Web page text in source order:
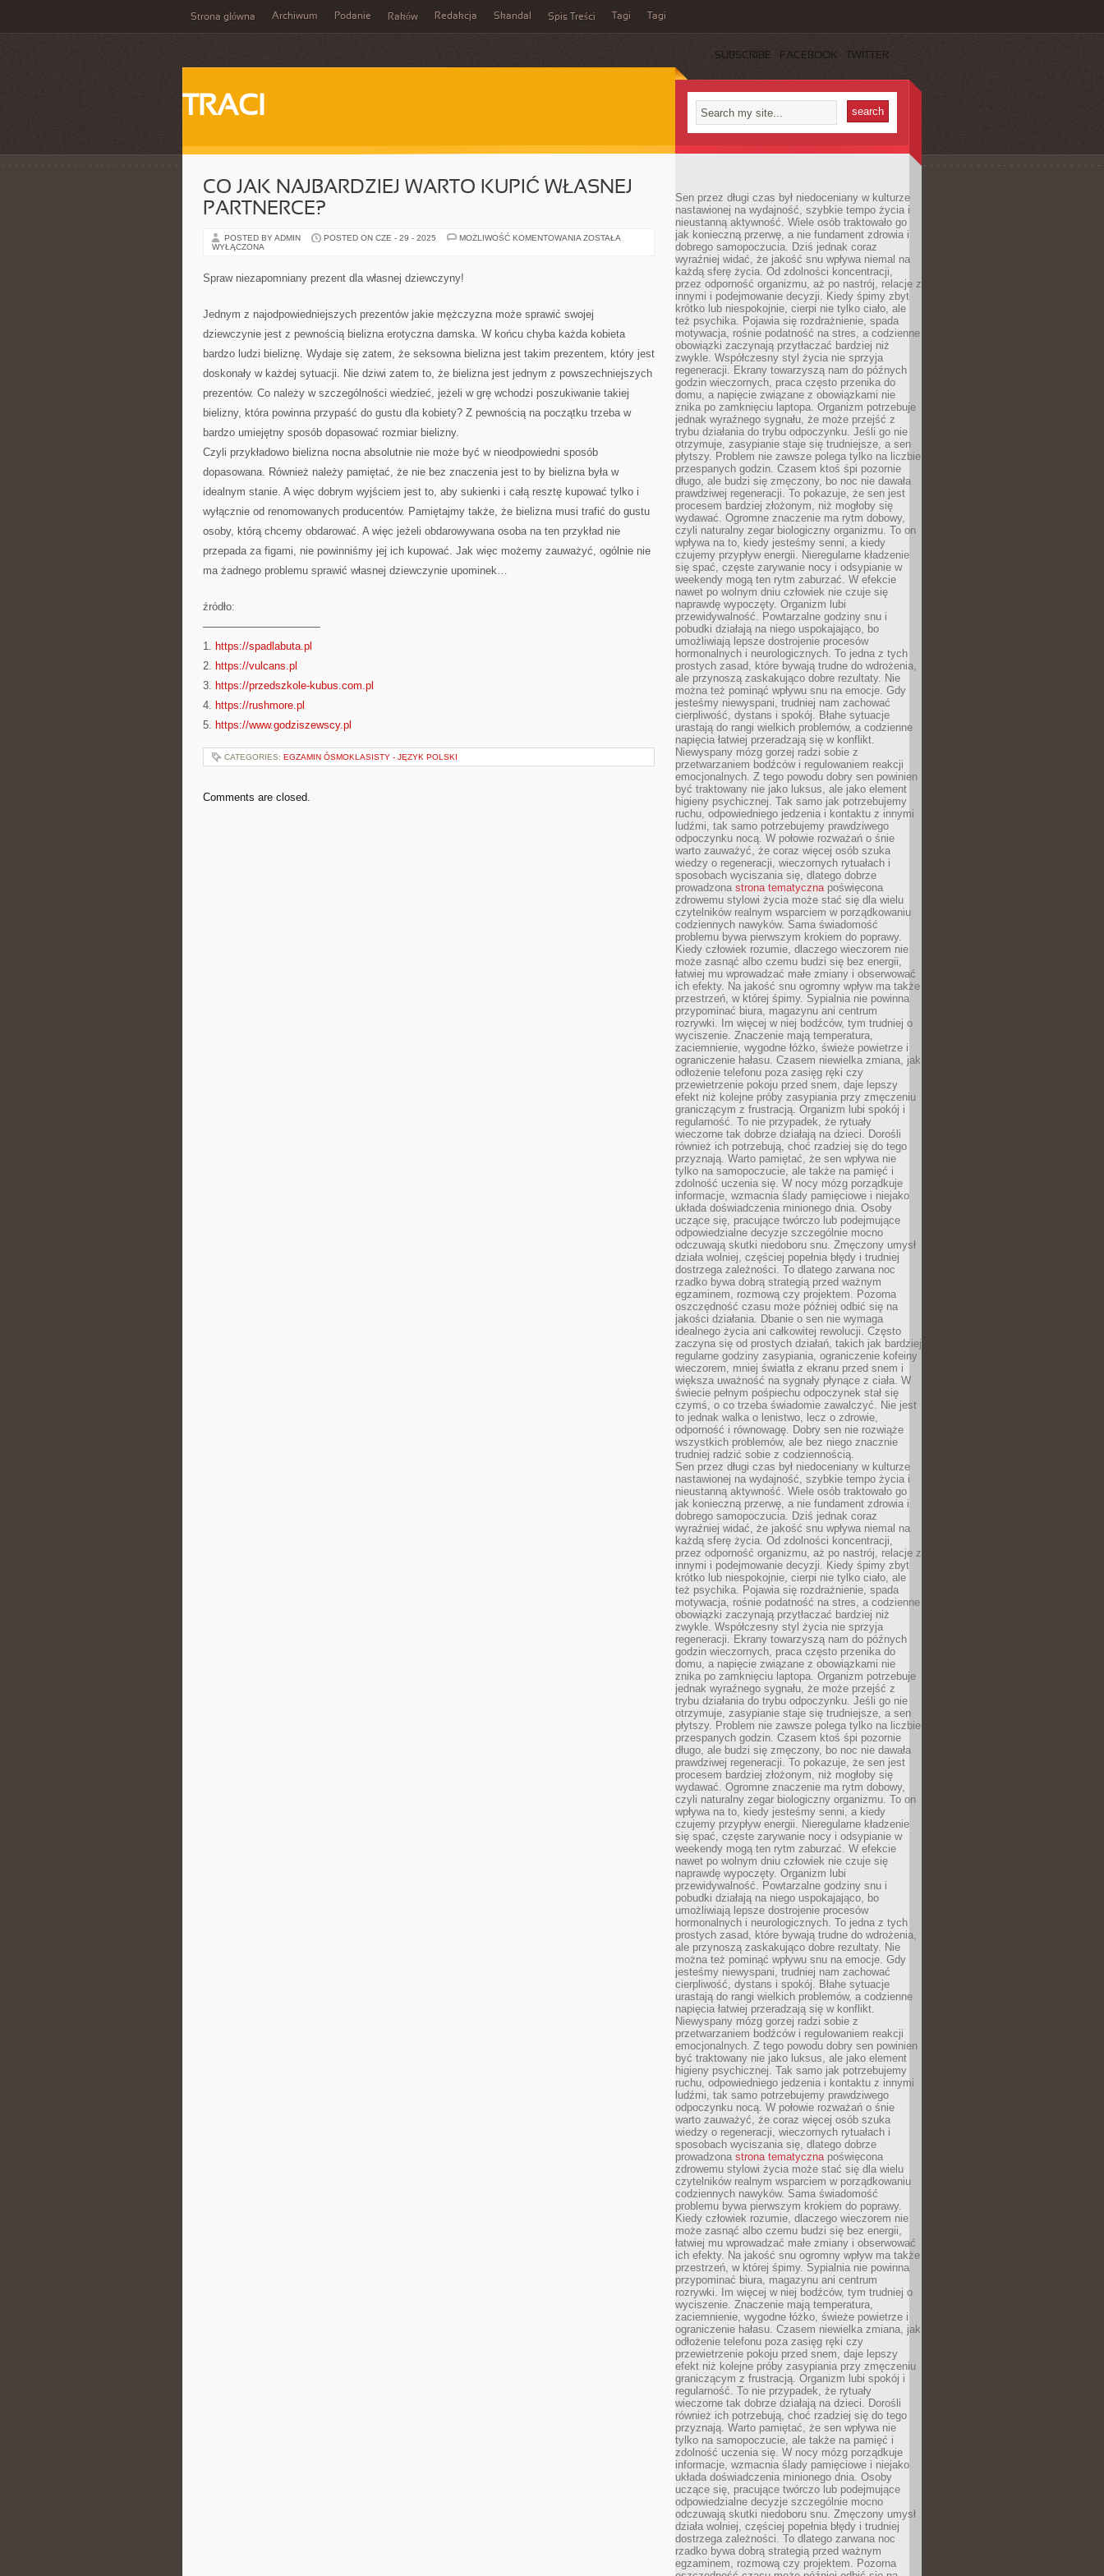
Strona główna Archiwum Podanie Raków Redakcja Skandal Spis Treści Tagi Tagi
SUBSCRIBE FACEBOOK TWITTER
TRACI
CO JAK NAJBARDZIEJ WARTO KUPIĆ WŁASNEJ
PARTNERCE?
POSTED BY ADMIN POSTED ON CZE - 29 - 2025 MOŻLIWOŚĆ KOMENTOWANIA CO
ZOSTAŁA
WYŁĄCZONA
Spraw niezapomniany prezent dla własnej dziewczyny!
Jednym z najodpowiedniejszych prezentów jakie mężczyzna może sprawić swojej
dziewczynie jest z pewnością bielizna erotyczna damska. W końcu chyba każda kobieta
bardzo ludzi bieliznę. Wydaje się zatem, że seksowna bielizna jest takim prezentem, który jest
doskonały w każdej sytuacji. Nie dziwi zatem to, że bielizna jest jednym z powszechniejszych
prezentów. Co należy w szczególności wiedzieć, jeżeli w grę wchodzi poszukiwanie takiej
bielizny, która powinna przypaść do gustu dla kobiety? Z pewnością na początku trzeba w
bardzo umiejętny sposób dopasować rozmiar bielizny.
Czyli przykładowo bielizna nocna absolutnie nie może być w nieodpowiedni sposób
dopasowana. Również należy pamiętać, że nie bez znaczenia jest to by bielizna była w
idealnym stanie. A więc dobrym wyjściem jest to, aby sukienki i całą resztę kupować tylko i
wyłącznie od renomowanych producentów. Pamiętajmy także, że bielizna musi trafić do gustu
osoby, którą chcemy obdarować. A więc jeżeli obdarowywana osoba na ten przykład nie
przepada za figami, nie powinniśmy jej ich kupować. Jak więc możemy zauważyć, ogólnie nie
ma żadnego problemu sprawić własnej dziewczynie upominek…
źródło:
———————————
1. https://spadlabuta.pl
2. https://vulcans.pl
3. https://przedszkole-kubus.com.pl
4. https://rushmore.pl
5. https://www.godziszewscy.pl
CATEGORIES: EGZAMIN ÓSMOKLASISTY - JĘZYK POLSKI
Comments are closed.
Sen przez długi czas był niedoceniany w kulturze
nastawionej na wydajność, szybkie tempo życia i
nieustanną aktywność. Wiele osób traktowało go
jak konieczną przerwę, a nie fundament zdrowia i
dobrego samopoczucia. Dziś jednak coraz
wyraźniej widać, że jakość snu wpływa niemal na
każdą sferę życia. Od zdolności koncentracji,
przez odporność organizmu, aż po nastrój, relacje z
innymi i podejmowanie decyzji. Kiedy śpimy zbyt
krótko lub niespokojnie, cierpi nie tylko ciało, ale
też psychika. Pojawia się rozdrażnienie, spada
motywacja, rośnie podatność na stres, a codzienne
obowiązki zaczynają przytłaczać bardziej niż
zwykle. Współczesny styl życia nie sprzyja
regeneracji. Ekrany towarzyszą nam do późnych
godzin wieczornych, praca często przenika do
domu, a napięcie związane z obowiązkami nie
znika po zamknięciu laptopa. Organizm potrzebuje
jednak wyraźnego sygnału, że może przejść z
trybu działania do trybu odpoczynku. Jeśli go nie
otrzymuje, zasypianie staje się trudniejsze, a sen
płytszy. Problem nie zawsze polega tylko na liczbie
przespanych godzin. Czasem ktoś śpi pozornie
długo, ale budzi się zmęczony, bo noc nie dawała
prawdziwej regeneracji. To pokazuje, że sen jest
procesem bardziej złożonym, niż mogłoby się
wydawać. Ogromne znaczenie ma rytm dobowy,
czyli naturalny zegar biologiczny organizmu. To on
wpływa na to, kiedy jesteśmy senni, a kiedy
czujemy przypływ energii. Nieregularne kładzenie
się spać, częste zarywanie nocy i odsypianie w
weekendy mogą ten rytm zaburzać. W efekcie
nawet po wolnym dniu człowiek nie czuje się
naprawdę wypoczęty. Organizm lubi
przewidywalność. Powtarzalne godziny snu i
pobudki działają na niego uspokajająco, bo
umożliwiają lepsze dostrojenie procesów
hormonalnych i neurologicznych. To jedna z tych
prostych zasad, które bywają trudne do wdrożenia,
ale przynoszą zaskakująco dobre rezultaty. Nie
można też pominąć wpływu snu na emocje. Gdy
jesteśmy niewyspani, trudniej nam zachować
cierpliwość, dystans i spokój. Błahe sytuacje
urastają do rangi wielkich problemów, a codzienne
napięcia łatwiej przeradzają się w konflikt.
Niewyspany mózg gorzej radzi sobie z
przetwarzaniem bodźców i regulowaniem reakcji
emocjonalnych. Z tego powodu dobry sen powinien
być traktowany nie jako luksus, ale jako element
higieny psychicznej. Tak samo jak potrzebujemy
ruchu, odpowiedniego jedzenia i kontaktu z innymi
ludźmi, tak samo potrzebujemy prawdziwego
odpoczynku nocą. W połowie rozważań o śnie
warto zauważyć, że coraz więcej osób szuka
wiedzy o regeneracji, wieczornych rytuałach i
sposobach wyciszania się, dlatego dobrze
prowadzona strona tematycznapoświęcona
zdrowemu stylowi życia może stać się dla wielu
czytelników realnym wsparciem w porządkowaniu
codziennych nawyków. Sama świadomość
problemu bywa pierwszym krokiem do poprawy.
Kiedy człowiek rozumie, dlaczego wieczorem nie
może zasnąć albo czemu budzi się bez energii,
łatwiej mu wprowadzać małe zmiany i obserwować
ich efekty. Na jakość snu ogromny wpływ ma także
przestrzeń, w której śpimy. Sypialnia nie powinna
przypominać biura, magazynu ani centrum
rozrywki. Im więcej w niej bodźców, tym trudniej o
wyciszenie. Znaczenie mają temperatura,
zaciemnienie, wygodne łóżko, świeże powietrze i
ograniczenie hałasu. Czasem niewielka zmiana, jak
odłożenie telefonu poza zasięg ręki czy
przewietrzenie pokoju przed snem, daje lepszy
efekt niż kolejne próby zasypiania przy zmęczeniu
graniczącym z frustracją. Organizm lubi spokój i
regularność. To nie przypadek, że rytuały
wieczorne tak dobrze działają na dzieci. Dorośli
również ich potrzebują, choć rzadziej się do tego
przyznają. Warto pamiętać, że sen wpływa nie
tylko na samopoczucie, ale także na pamięć i
zdolność uczenia się. W nocy mózg porządkuje
informacje, wzmacnia ślady pamięciowe i niejako
układa doświadczenia minionego dnia. Osoby
uczące się, pracujące twórczo lub podejmujące
odpowiedzialne decyzje szczególnie mocno
odczuwają skutki niedoboru snu. Zmęczony umysł
działa wolniej, częściej popełnia błędy i trudniej
dostrzega zależności. To dlatego zarwana noc
rzadko bywa dobrą strategią przed ważnym
egzaminem, rozmową czy projektem. Pozorna
oszczędność czasu może później odbić się na
jakości działania. Dbanie o sen nie wymaga
idealnego życia ani całkowitej rewolucji. Często
zaczyna się od prostych działań, takich jak bardziej
regularne godziny zasypiania, ograniczenie kofeiny
wieczorem, mniej światła z ekranu przed snem i
większa uważność na sygnały płynące z ciała. W
świecie pełnym pośpiechu odpoczynek stał się
czymś, o co trzeba świadomie zawalczyć. Nie jest
to jednak walka o lenistwo, lecz o zdrowie,
odporność i równowagę. Dobry sen nie rozwiąże
wszystkich problemów, ale bez niego znacznie
trudniej radzić sobie z codziennością.
Sen przez długi czas był niedoceniany w kulturze
nastawionej na wydajność, szybkie tempo życia i
nieustanną aktywność. Wiele osób traktowało go
jak konieczną przerwę, a nie fundament zdrowia i
dobrego samopoczucia. Dziś jednak coraz
wyraźniej widać, że jakość snu wpływa niemal na
każdą sferę życia. Od zdolności koncentracji,
przez odporność organizmu, aż po nastrój, relacje z
innymi i podejmowanie decyzji. Kiedy śpimy zbyt
krótko lub niespokojnie, cierpi nie tylko ciało, ale
też psychika. Pojawia się rozdrażnienie, spada
motywacja, rośnie podatność na stres, a codzienne
obowiązki zaczynają przytłaczać bardziej niż
zwykle. Współczesny styl życia nie sprzyja
regeneracji. Ekrany towarzyszą nam do późnych
godzin wieczornych, praca często przenika do
domu, a napięcie związane z obowiązkami nie
znika po zamknięciu laptopa. Organizm potrzebuje
jednak wyraźnego sygnału, że może przejść z
trybu działania do trybu odpoczynku. Jeśli go nie
otrzymuje, zasypianie staje się trudniejsze, a sen
płytszy. Problem nie zawsze polega tylko na liczbie
przespanych godzin. Czasem ktoś śpi pozornie
długo, ale budzi się zmęczony, bo noc nie dawała
prawdziwej regeneracji. To pokazuje, że sen jest
procesem bardziej złożonym, niż mogłoby się
wydawać. Ogromne znaczenie ma rytm dobowy,
czyli naturalny zegar biologiczny organizmu. To on
wpływa na to, kiedy jesteśmy senni, a kiedy
czujemy przypływ energii. Nieregularne kładzenie
się spać, częste zarywanie nocy i odsypianie w
weekendy mogą ten rytm zaburzać. W efekcie
nawet po wolnym dniu człowiek nie czuje się
naprawdę wypoczęty. Organizm lubi
przewidywalność. Powtarzalne godziny snu i
pobudki działają na niego uspokajająco, bo
umożliwiają lepsze dostrojenie procesów
hormonalnych i neurologicznych. To jedna z tych
prostych zasad, które bywają trudne do wdrożenia,
ale przynoszą zaskakująco dobre rezultaty. Nie
można też pominąć wpływu snu na emocje. Gdy
jesteśmy niewyspani, trudniej nam zachować
cierpliwość, dystans i spokój. Błahe sytuacje
urastają do rangi wielkich problemów, a codzienne
napięcia łatwiej przeradzają się w konflikt.
Niewyspany mózg gorzej radzi sobie z
przetwarzaniem bodźców i regulowaniem reakcji
emocjonalnych. Z tego powodu dobry sen powinien
być traktowany nie jako luksus, ale jako element
higieny psychicznej. Tak samo jak potrzebujemy
ruchu, odpowiedniego jedzenia i kontaktu z innymi
ludźmi, tak samo potrzebujemy prawdziwego
odpoczynku nocą. W połowie rozważań o śnie
warto zauważyć, że coraz więcej osób szuka
wiedzy o regeneracji, wieczornych rytuałach i
sposobach wyciszania się, dlatego dobrze
prowadzona strona tematycznapoświęcona
zdrowemu stylowi życia może stać się dla wielu
czytelników realnym wsparciem w porządkowaniu
codziennych nawyków. Sama świadomość
problemu bywa pierwszym krokiem do poprawy.
Kiedy człowiek rozumie, dlaczego wieczorem nie
może zasnąć albo czemu budzi się bez energii,
łatwiej mu wprowadzać małe zmiany i obserwować
ich efekty. Na jakość snu ogromny wpływ ma także
przestrzeń, w której śpimy. Sypialnia nie powinna
przypominać biura, magazynu ani centrum
rozrywki. Im więcej w niej bodźców, tym trudniej o
wyciszenie. Znaczenie mają temperatura,
zaciemnienie, wygodne łóżko, świeże powietrze i
ograniczenie hałasu. Czasem niewielka zmiana, jak
odłożenie telefonu poza zasięg ręki czy
przewietrzenie pokoju przed snem, daje lepszy
efekt niż kolejne próby zasypiania przy zmęczeniu
graniczącym z frustracją. Organizm lubi spokój i
regularność. To nie przypadek, że rytuały
wieczorne tak dobrze działają na dzieci. Dorośli
również ich potrzebują, choć rzadziej się do tego
przyznają. Warto pamiętać, że sen wpływa nie
tylko na samopoczucie, ale także na pamięć i
zdolność uczenia się. W nocy mózg porządkuje
informacje, wzmacnia ślady pamięciowe i niejako
układa doświadczenia minionego dnia. Osoby
uczące się, pracujące twórczo lub podejmujące
odpowiedzialne decyzje szczególnie mocno
odczuwają skutki niedoboru snu. Zmęczony umysł
działa wolniej, częściej popełnia błędy i trudniej
dostrzega zależności. To dlatego zarwana noc
rzadko bywa dobrą strategią przed ważnym
egzaminem, rozmową czy projektem. Pozorna